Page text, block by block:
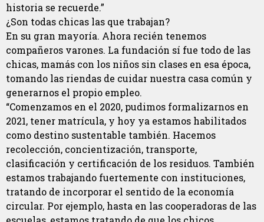
historia se recuerde.”
¿Son todas chicas las que trabajan?
En su gran mayoría. Ahora recién tenemos
compañeros varones. La fundación sí fue todo de las
chicas, mamás con los niños sin clases en esa época,
tomando las riendas de cuidar nuestra casa común y
generarnos el propio empleo.
“Comenzamos en el 2020, pudimos formalizarnos en
2021, tener matrícula, y hoy ya estamos habilitados
como destino sustentable también. Hacemos
recolección, concientización, transporte,
clasificación y certificación de los residuos. También
estamos trabajando fuertemente con instituciones,
tratando de incorporar el sentido de la economía
circular. Por ejemplo, hasta en las cooperadoras de las